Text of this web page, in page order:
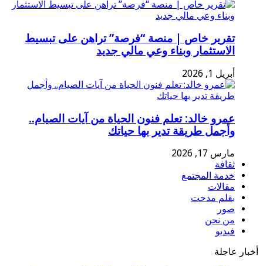
تقرير خاص | منصة “فرصة” تراهن على تبسيط
الاستثمار وبناء وعي مالي جديد
أبريل 1, 2026
عمرو خالد: تعلم فنون الحياة من آيات الصيام..
وأجمل طريقة تدير بها حياتك
مارس 17, 2026
ثقافة
خدمة المجتمع
مقالات
بقلم مدحت
صور
من نحن
فيديو
أخبار عاجلة